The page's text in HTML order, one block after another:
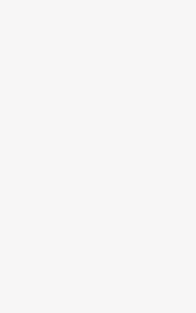
・マシンエリアなどは
・各種お手続きは、前
・お問い合わせは、マ